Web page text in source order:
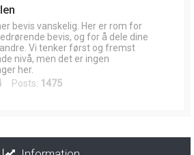
bevis vanskelig. Her er rom for
bevis, og for å dele dine
Vi tenker først og fremst
nivå, men det er ingen
her.
Posts: 1475